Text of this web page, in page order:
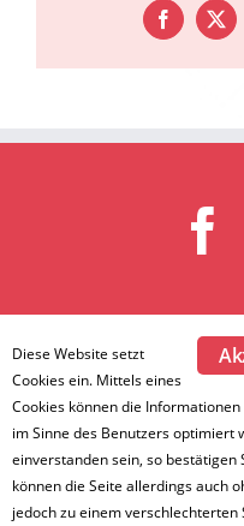
Facebook
X
Home Orchester
© 2025 Musikvereinigung Roetgen
Diese Website setzt
Cookies ein. Mittels eines
Cookies können die
im Sinne des Benutzers optimiert
einverstanden sein, so bestätigen
können die Seite allerdings auch
jedoch zu einem